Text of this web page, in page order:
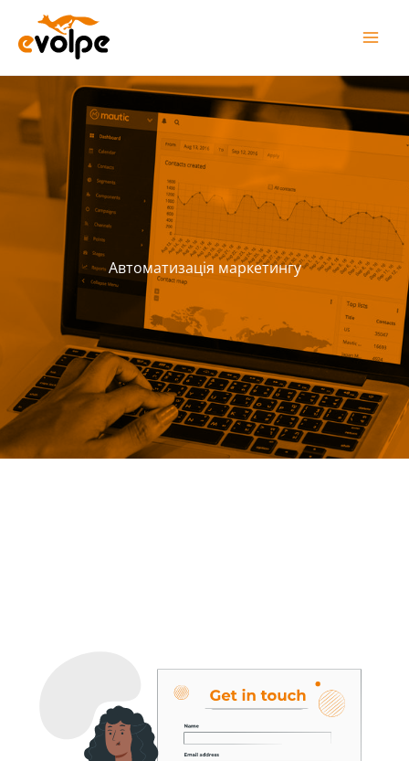
Перейти
Автоматизація маркетингу